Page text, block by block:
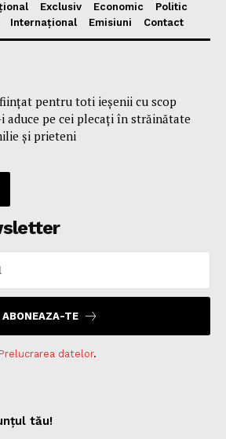
Exclusiv Economic
Politic
Internațional Emisiuni Contact
pentru toti ieşenii cu scop
aduce pe cei plecaţi în străinătate
și prieteni
ABONEAZA-TE
Prelucrarea datelor.
tău!